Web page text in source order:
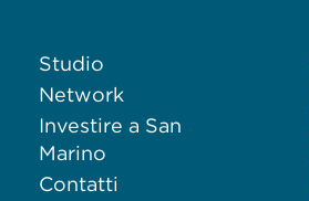
Studio
Network
Investire a San
Marino
Contatti